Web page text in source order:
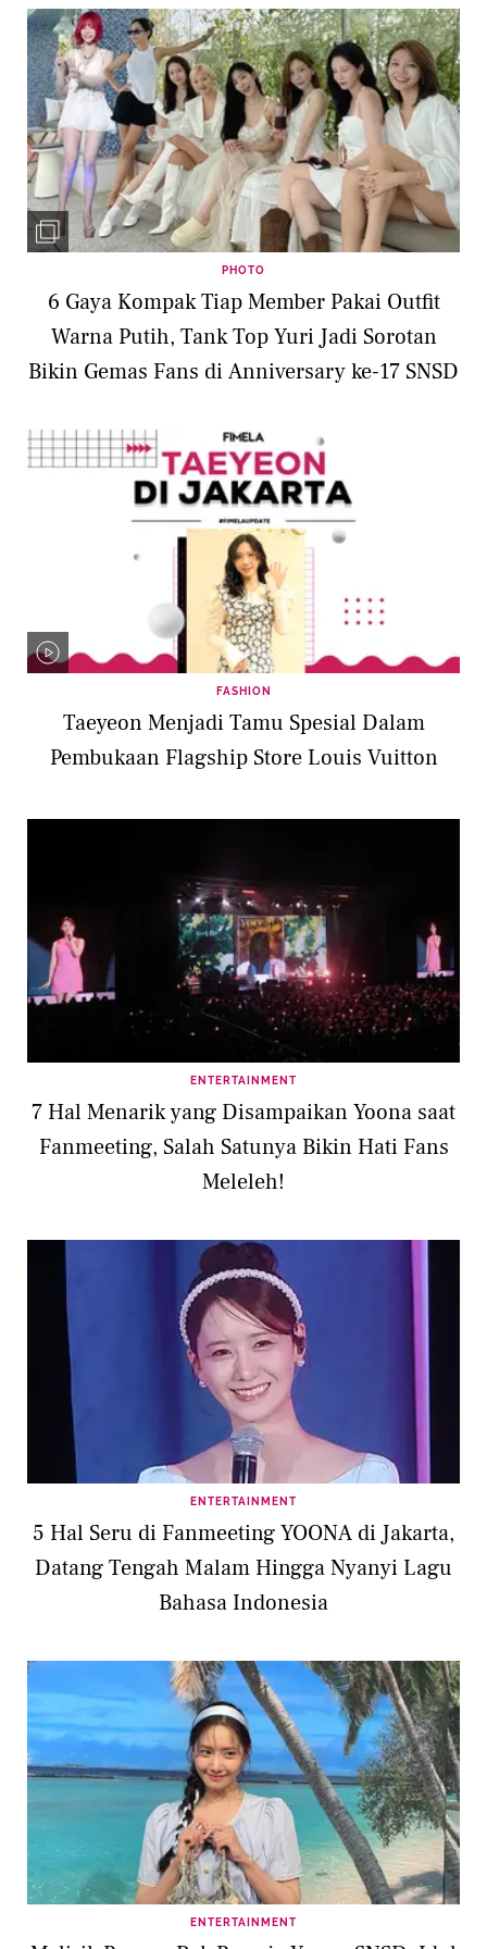
PHOTO
6 Gaya Kompak Tiap Member Pakai Outfit
Warna Putih, Tank Top Yuri Jadi Sorotan
Bikin Gemas Fans di Anniversary ke-17 SNSD
FASHION
Taeyeon Menjadi Tamu Spesial Dalam
Pembukaan Flagship Store Louis Vuitton
ENTERTAINMENT
7 Hal Menarik yang Disampaikan Yoona saat
Fanmeeting, Salah Satunya Bikin Hati Fans
Meleleh!
ENTERTAINMENT
5 Hal Seru di Fanmeeting YOONA di Jakarta,
Datang Tengah Malam Hingga Nyanyi Lagu
Bahasa Indonesia
ENTERTAINMENT